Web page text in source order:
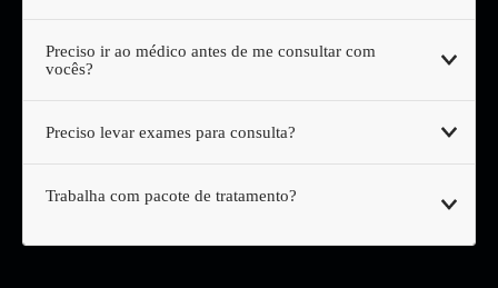
Preciso ir ao médico antes de me consultar com
vocês?
Preciso levar exames para consulta?
Trabalha com pacote de tratamento?